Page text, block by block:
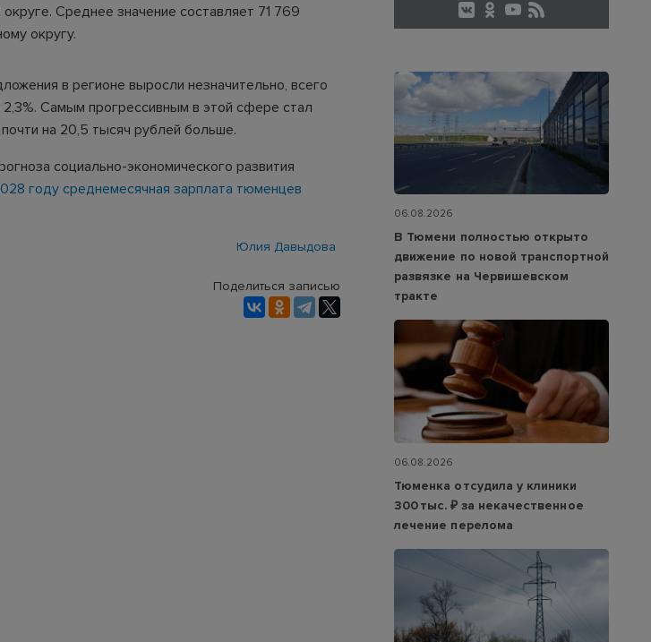
Среднее значение составляет 71 769
округу.
в регионе выросли незначительно, всего
2,3%. Самым прогрессивным в этой сфере стал
на 20,5 тысяч рублей больше.
социально-экономического развития
году среднемесячная зарплата тюменцев
Юлия Давыдова
Поделиться записью
06.08.2026
В Тюмени полностью открыто
движение по новой транспортной
развязке на Червишевском
тракте
06.08.2026
Тюменка отсудила у клиники
300 тыс. ₽ за некачественное
лечение перелома